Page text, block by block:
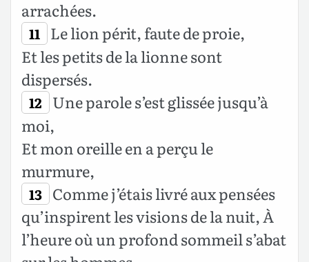
arrachées.
11 Le lion périt, faute de proie,
Et les petits de la lionne sont
dispersés.
12 Une parole s’est glissée jusqu’à
moi,
Et mon oreille en a perçu le
murmure,
13 Comme j’étais livré aux pensées
qu’inspirent les visions de la nuit, À
l’heure où un profond sommeil s’abat